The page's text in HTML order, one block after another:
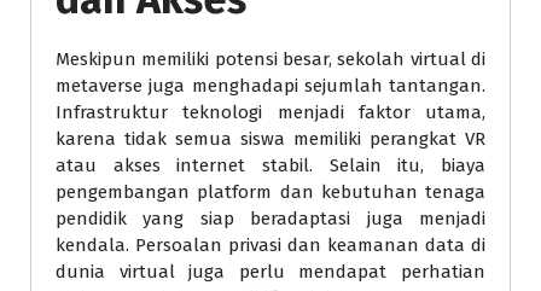
Meskipun memiliki potensi besar, sekolah virtual di
metaverse juga menghadapi sejumlah tantangan.
Infrastruktur teknologi menjadi faktor utama,
karena tidak semua siswa memiliki perangkat VR
atau akses internet stabil. Selain itu, biaya
pengembangan platform dan kebutuhan tenaga
pendidik yang siap beradaptasi juga menjadi
kendala. Persoalan privasi dan keamanan data di
dunia virtual juga perlu mendapat perhatian